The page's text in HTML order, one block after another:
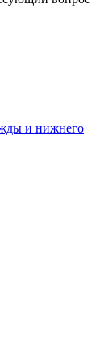
и нижнего